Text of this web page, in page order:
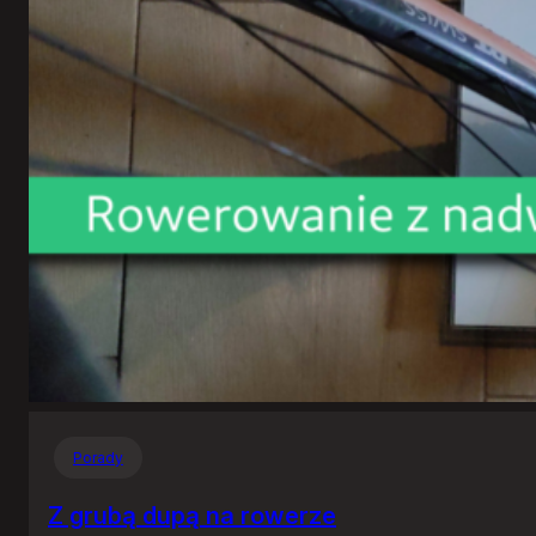
Porady
Z grubą dupą na rowerze